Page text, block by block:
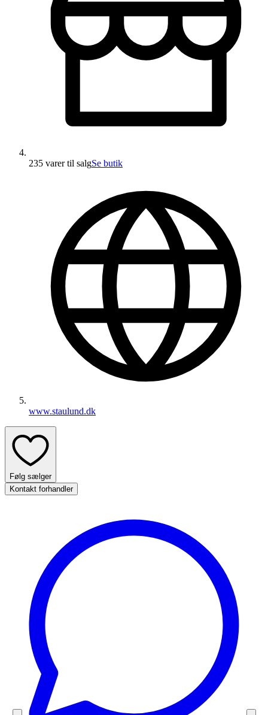
235 varertil salgSe butik
www.staulund.dk
Følg sælger
Kontakt forhandler